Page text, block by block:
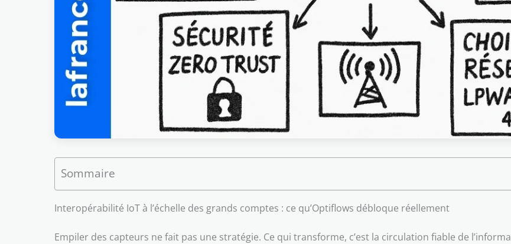
Sommaire
Interopérabilité IoT à l’échelle des grands comptes : ce qu’Optiflows débloque réellement
Empiler des capteurs ne fait pas une stratégie. Ce qui transforme, c’est la circulation fiable de